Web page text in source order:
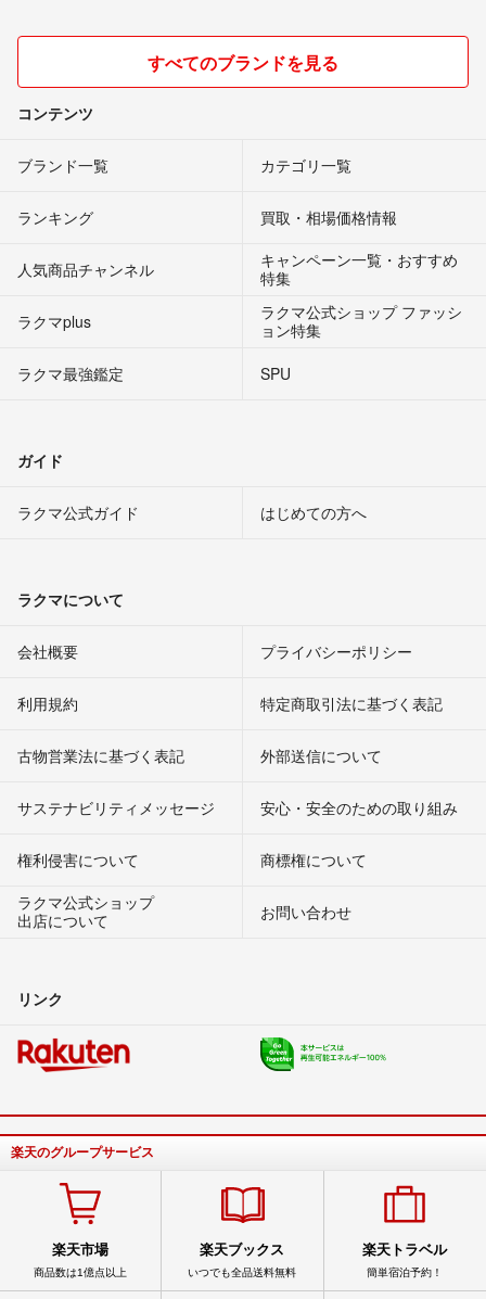
すべてのブランドを見る
コンテンツ
ブランド一覧 カテゴリ一覧
ランキング 買取・相場価格情報
人気商品チャンネル
キャンペーン一覧・おすすめ
特集
ラクマplus
ラクマ公式ショップ ファッシ
ョン特集
ラクマ最強鑑定
SPU
ガイド
ラクマ公式ガイド はじめての方へ
ラクマについて
会社概要 プライバシーポリシー
利用規約 特定商取引法に基づく表記
古物営業法に基づく表記 外部送信について
サステナビリティメッセージ 安心・安全のための取り組み
権利侵害について
商標権について
ラクマ公式ショップ
出店について
お問い合わせ
リンク
楽天のグループサービス
楽天市場
商品数は1億点以上
楽天ブックス
いつでも全品送料無料
楽天トラベル
簡単宿泊予約！